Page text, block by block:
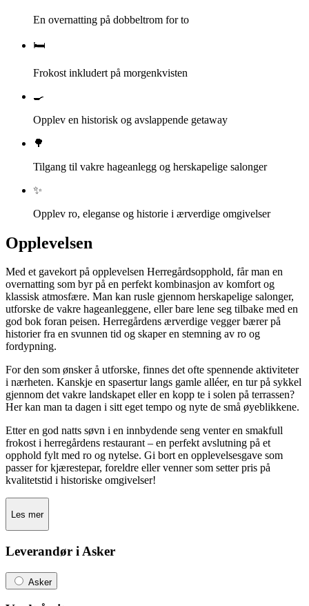
En overnatting på dobbeltrom for to
🛏️
Frokost inkludert på morgenkvisten
🍳
Opplev en historisk og avslappende getaway
🌳
Tilgang til vakre hageanlegg og herskapelige salonger
✨
Opplev ro, eleganse og historie i ærverdige omgivelser
Opplevelsen
Med et gavekort på opplevelsen Herregårdsopphold, får man en
overnatting som byr på en perfekt kombinasjon av komfort og
klassisk atmosfære. Man kan rusle gjennom herskapelige salonger,
utforske de vakre hageanleggene, eller bare lene seg tilbake med en
god bok foran peisen. Herregårdens ærverdige vegger bærer på
historier fra en svunnen tid og skaper en stemning av ro og
fordypning.
For den som ønsker å utforske, finnes det ofte spennende aktiviteter
i nærheten. Kanskje en spasertur langs gamle alléer, en tur på sykkel
gjennom det vakre landskapet eller en kopp te i solen på terrassen?
Her kan man ta dagen i sitt eget tempo og nyte de små øyeblikkene.
Etter en god natts søvn i en innbydende seng venter en smakfull
frokost i herregårdens restaurant – en perfekt avslutning på et
opphold fylt med ro og nytelse. Gi bort en opplevelsesgave som
passer for kjærestepar, foreldre eller venner som setter pris på
kvalitetstid i historiske omgivelser!
Les mer
Leverandør i Asker
Asker